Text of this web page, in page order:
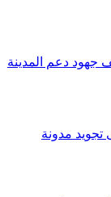
جهود دعم المدينة
تجويد مدونة